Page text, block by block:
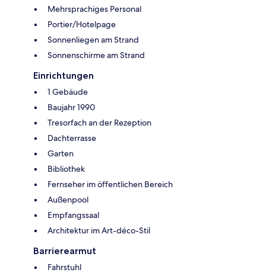
Mehrsprachiges Personal
Portier/Hotelpage
Sonnenliegen am Strand
Sonnenschirme am Strand
Einrichtungen
1 Gebäude
Baujahr 1990
Tresorfach an der Rezeption
Dachterrasse
Garten
Bibliothek
Fernseher im öffentlichen Bereich
Außenpool
Empfangssaal
Architektur im Art-déco-Stil
Barrierearmut
Fahrstuhl